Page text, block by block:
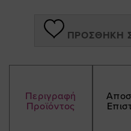
ΠΡΟΣΘΉΚΗ
Περιγραφή
Προϊόντος